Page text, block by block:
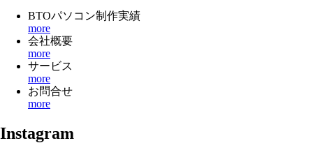
BTOパソコン制作実績
more
会社概要
more
サービス
more
お問合せ
more
Instagram